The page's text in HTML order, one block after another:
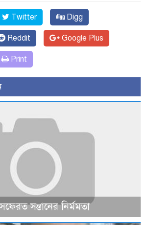
Twitter Digg
Reddit Google Plus
Print
সন্তানের নির্মমতা